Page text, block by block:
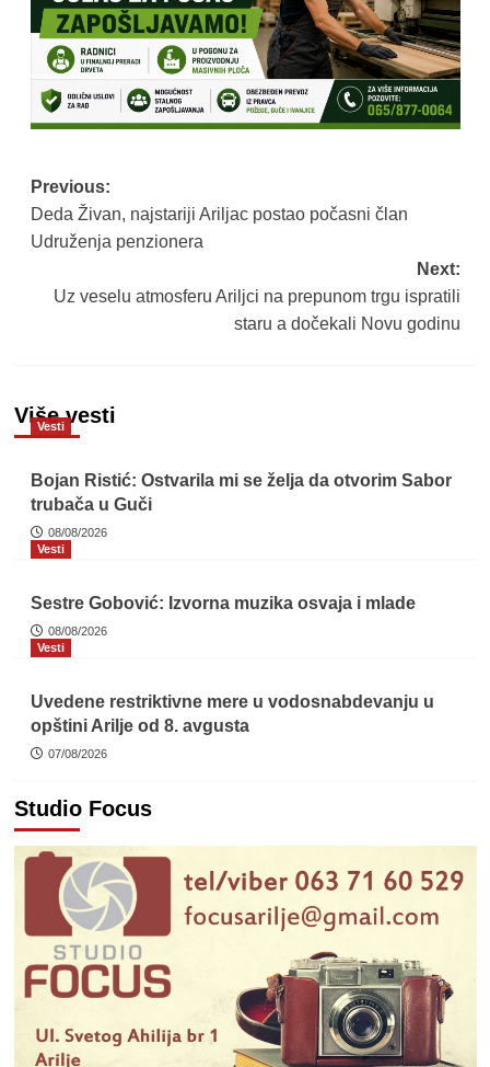
Post
navigation
Previous:
Deda Živan, najstariji Ariljac postao počasni član
Udruženja penzionera
Next:
Uz veselu atmosferu Ariljci na prepunom trgu ispratili
staru a dočekali Novu godinu
Više vesti
Vesti
Bojan Ristić: Ostvarila mi se želja da otvorim Sabor
trubača u Guči
08/08/2026
Vesti
Sestre Gobović: Izvorna muzika osvaja i mlade
08/08/2026
Vesti
Uvedene restriktivne mere u vodosnabdevanju u
opštini Arilje od 8. avgusta
07/08/2026
Studio Focus